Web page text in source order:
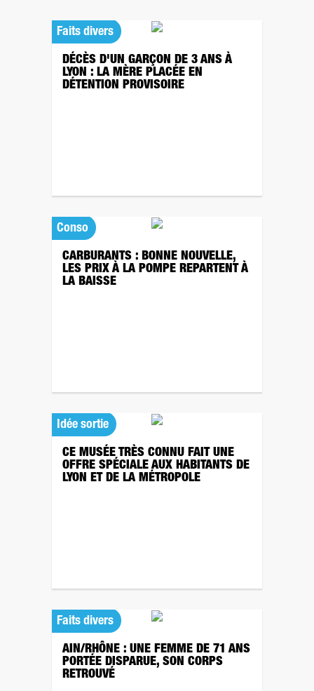
Faits divers
DÉCÈS D'UN GARÇON DE 3 ANS À
LYON : LA MÈRE PLACÉE EN
DÉTENTION PROVISOIRE
Conso
CARBURANTS : BONNE NOUVELLE,
LES PRIX À LA POMPE REPARTENT À
LA BAISSE
Idée sortie
CE MUSÉE TRÈS CONNU FAIT UNE
OFFRE SPÉCIALE AUX HABITANTS DE
LYON ET DE LA MÉTROPOLE
Faits divers
AIN/RHÔNE : UNE FEMME DE 71 ANS
PORTÉE DISPARUE, SON CORPS
RETROUVÉ